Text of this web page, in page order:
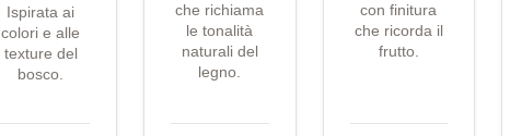
Ispirata ai
colori e alle
texture del
bosco.
che richiama
le tonalità
naturali del
legno.
con finitura
che ricorda il
frutto.